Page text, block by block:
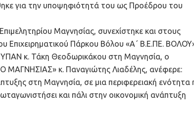
για την υποψηφιότητά του ως Προέδρου του
Μαγνησίας, συνεχίστηκε και στους
Επιχειρηματικού Πάρκου Βόλου «Α΄ Β.Ε.ΠΕ.
κ. Τάκη Θεοδωρικάκου στη Μαγνησία, ο
ΜΑΓΝΗΣΙΑΣ» κ. Παναγιώτης Λιαδέλης, ανέφερε:
στη Μαγνησία, σε μια περιφερειακή ενότητα
και πάλι στην οικονομική ανάπτυξη